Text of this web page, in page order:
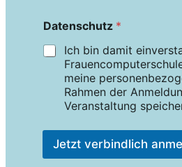
Datenschutz *
Ich bin damit
meine
Rahmen der
Veranstaltung
Jetzt verbindlich